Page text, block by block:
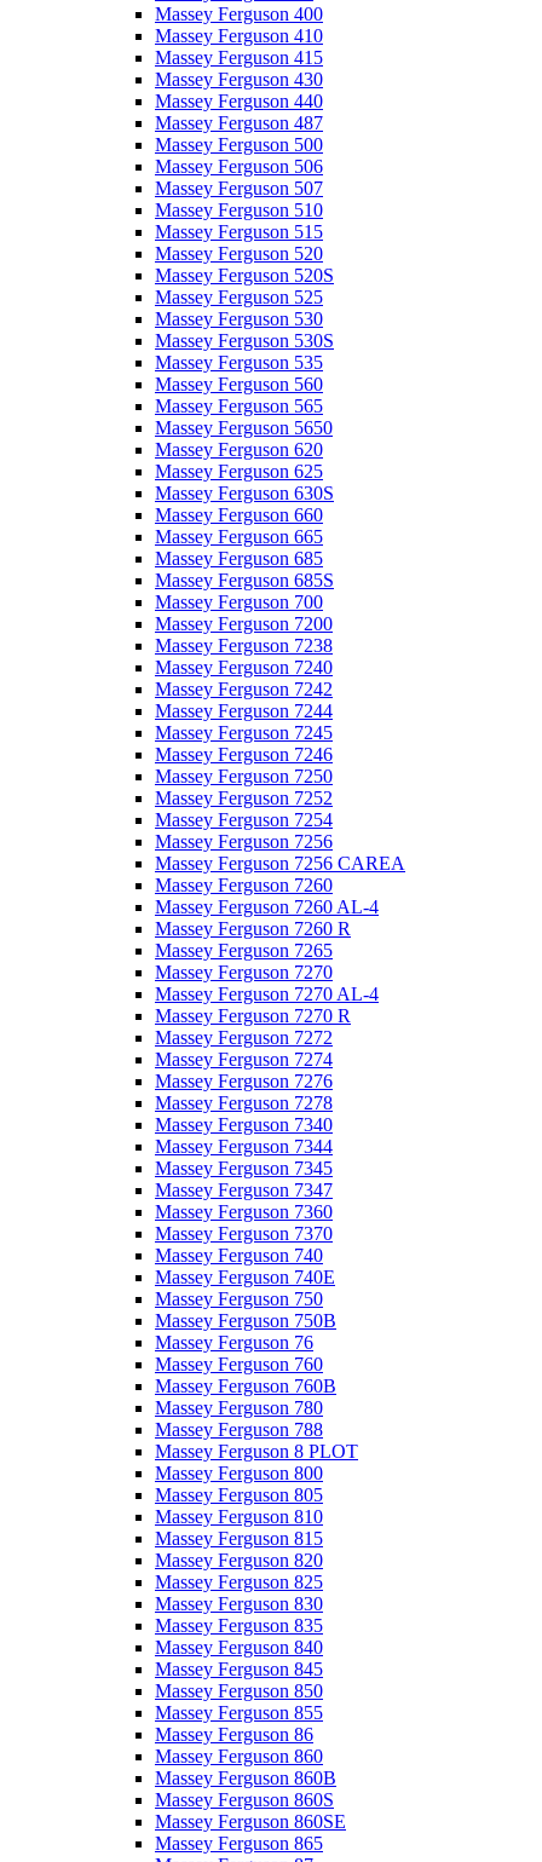
Massey Ferguson 400
Massey Ferguson 410
Massey Ferguson 415
Massey Ferguson 430
Massey Ferguson 440
Massey Ferguson 487
Massey Ferguson 500
Massey Ferguson 506
Massey Ferguson 507
Massey Ferguson 510
Massey Ferguson 515
Massey Ferguson 520
Massey Ferguson 520S
Massey Ferguson 525
Massey Ferguson 530
Massey Ferguson 530S
Massey Ferguson 535
Massey Ferguson 560
Massey Ferguson 565
Massey Ferguson 5650
Massey Ferguson 620
Massey Ferguson 625
Massey Ferguson 630S
Massey Ferguson 660
Massey Ferguson 665
Massey Ferguson 685
Massey Ferguson 685S
Massey Ferguson 700
Massey Ferguson 7200
Massey Ferguson 7238
Massey Ferguson 7240
Massey Ferguson 7242
Massey Ferguson 7244
Massey Ferguson 7245
Massey Ferguson 7246
Massey Ferguson 7250
Massey Ferguson 7252
Massey Ferguson 7254
Massey Ferguson 7256
Massey Ferguson 7256 CAREA
Massey Ferguson 7260
Massey Ferguson 7260 AL-4
Massey Ferguson 7260 R
Massey Ferguson 7265
Massey Ferguson 7270
Massey Ferguson 7270 AL-4
Massey Ferguson 7270 R
Massey Ferguson 7272
Massey Ferguson 7274
Massey Ferguson 7276
Massey Ferguson 7278
Massey Ferguson 7340
Massey Ferguson 7344
Massey Ferguson 7345
Massey Ferguson 7347
Massey Ferguson 7360
Massey Ferguson 7370
Massey Ferguson 740
Massey Ferguson 740E
Massey Ferguson 750
Massey Ferguson 750B
Massey Ferguson 76
Massey Ferguson 760
Massey Ferguson 760B
Massey Ferguson 780
Massey Ferguson 788
Massey Ferguson 8 PLOT
Massey Ferguson 800
Massey Ferguson 805
Massey Ferguson 810
Massey Ferguson 815
Massey Ferguson 820
Massey Ferguson 825
Massey Ferguson 830
Massey Ferguson 835
Massey Ferguson 840
Massey Ferguson 845
Massey Ferguson 850
Massey Ferguson 855
Massey Ferguson 86
Massey Ferguson 860
Massey Ferguson 860B
Massey Ferguson 860S
Massey Ferguson 860SE
Massey Ferguson 865